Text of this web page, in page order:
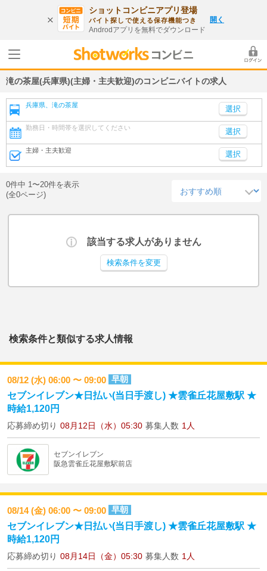
ショットコンビニアプリ登場
バイト探しで使える保存機能つき
Androdアプリを無料でダウンロード
開く
滝の茶屋(兵庫県)(主婦・主夫歓迎)のコンビニバイトの求人
兵庫県、滝の茶屋
勤務日・時間帯を選択してください 選択
主婦・主夫歓迎 選択
0件中 1〜20件を表示
(全0ページ)
該当する求人がありません
検索条件を変更
検索条件と類似する求人情報
08/12 (水) 06:00 〜 09:00 早朝
セブンイレブン★日払い(当日手渡し) ★雲雀丘花屋敷駅 ★
時給1,120円
応募締め切り 08月12日（水）05:30 募集人数 1人
セブンイレブン
阪急雲雀丘花屋敷駅前店
08/14 (金) 06:00 〜 09:00 早朝
セブンイレブン★日払い(当日手渡し) ★雲雀丘花屋敷駅 ★
時給1,120円
応募締め切り 08月14日（金）05:30 募集人数 1人